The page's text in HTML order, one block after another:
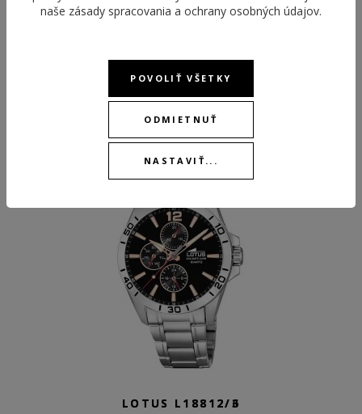
ODPORÚČANÉ PRODUKTY
LOTUS L18812/6
LOTUS L18812/3
naše zásady spracovania a ochrany osobných údajov.
POVOLIŤ VŠETKY
ODMIETNUŤ
NASTAVIŤ...